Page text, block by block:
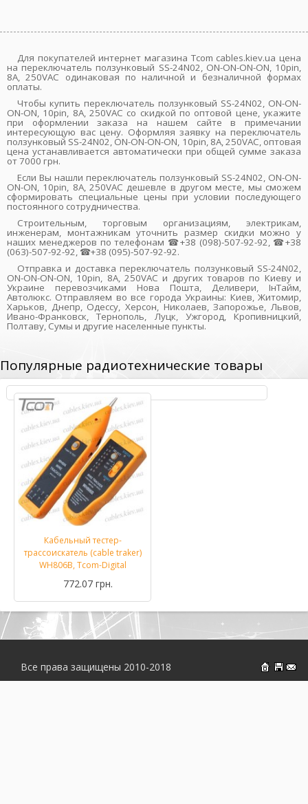
Для покупателей интернет магазина Tcom cables.kiev.ua цена
на переключатель ползунковый SS-24N02, ON-ON-ON-ON, 10pin,
8A, 250VAC одинаковая по наличной и безналичной формах
оплаты.
Чтобы купить переключатель ползунковый SS-24N02, ON-ON-
ON-ON, 10pin, 8A, 250VAC со скидкой по оптовой цене, укажите
при оформлении заказа на нашем сайте в примечании
интересующую вас цену. Оформляя заявку на переключатель
ползунковый SS-24N02, ON-ON-ON-ON, 10pin, 8A, 250VAC, оптовая
цена устанавливается автоматически при общей сумме заказа
от 7000 грн.
Если Вы нашли переключатель ползунковый SS-24N02, ON-ON-
ON-ON, 10pin, 8A, 250VAC дешевле в другом месте, мы сможем
сформировать специальные цены при условии последующего
постоянного сотрудничества.
Строительным, торговым организациям, электрикам,
инженерам, монтажникам уточнить размер скидки можно у
наших менеджеров по телефонам ☎+38 (098)-507-92-92, ☎+38
(063)-507-92-92, ☎+38 (095)-507-92-92.
Отправка и доставка переключатель ползунковый SS-24N02,
ON-ON-ON-ON, 10pin, 8A, 250VAC и других товаров по Киеву и
Украине перевозчиками Нова Пошта, Деливери, ІнТайм,
Автолюкс. Отправляем во все города Украины: Киев, Житомир,
Харьков, Днепр, Одессу, Херсон, Николаев, Запорожье, Львов,
Ивано-Франковск, Тернополь, Луцк, Ужгород, Кропивницкий,
Полтаву, Сумы и другие населенные пункты.
Популярные радиотехнические товары
Кабельный тестер-
трассоискатель (cable traker)
WH806B, Tcom-Digital
772.07 грн.
На
Все права защищены 2010-2018